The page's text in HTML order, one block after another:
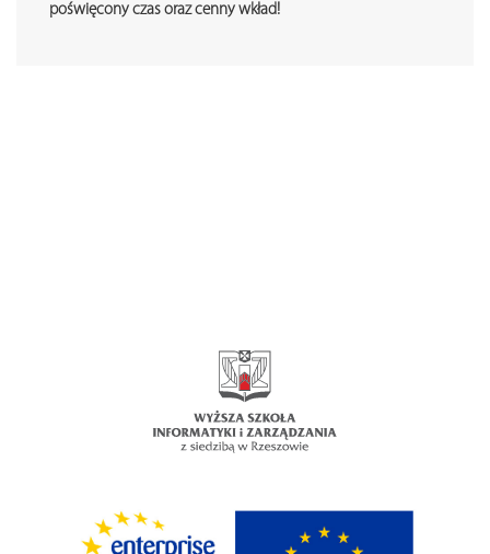
poświęcony czas oraz cenny wkład!